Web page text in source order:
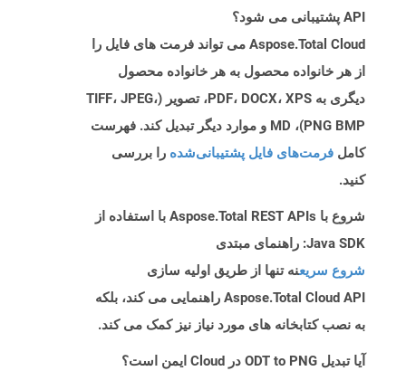
API پشتیبانی می شود؟
Aspose.Total Cloud می تواند فرمت های فایل را
از هر خانواده محصول به هر خانواده محصول
دیگری به PDF، DOCX، XPS، تصویر (TIFF، JPEG،
PNG BMP)، MD و موارد دیگر تبدیل کند. فهرست
کامل فرمت‌های فایل پشتیبانی‌شده را بررسی
کنید.
شروع با Aspose.Total REST APIs با استفاده از
Java SDK: راهنمای مبتدی
شروع سریعنه تنها از طریق اولیه سازی
Aspose.Total Cloud API راهنمایی می کند، بلکه
به نصب کتابخانه های مورد نیاز نیز کمک می کند.
آیا تبدیل ODT to PNG در Cloud ایمن است؟